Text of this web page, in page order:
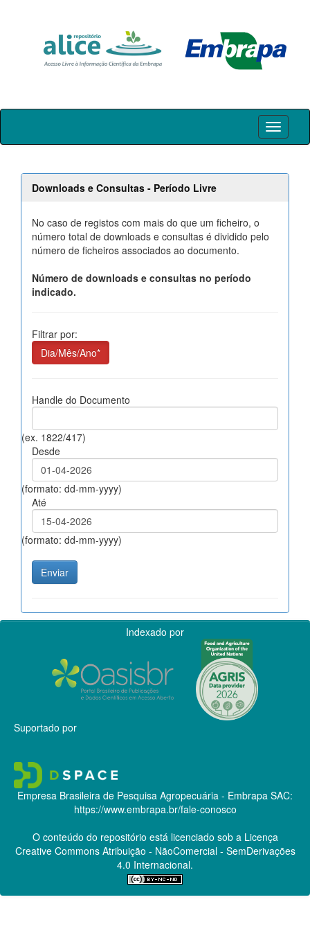
Skip
Downloads e Consultas - Período Livre
No caso de registos com mais do que um ficheiro, o
número total de downloads e consultas é dividido pelo
número de ficheiros associados ao documento.
Número de downloads e consultas no período
indicado.
Filtrar por:
Dia/Mês/Ano*
Handle do Documento
(ex. 1822/417)
Desde
(formato: dd-mm-yyyy)
Até
(formato: dd-mm-yyyy)
Indexado por
Suportado por
Empresa Brasileira de Pesquisa Agropecuária - Embrapa SAC:
https://www.embrapa.br/fale-conosco
O conteúdo do repositório está licenciado sob a Licença
Creative CommonsAtribuição - NãoComercial - SemDerivações
4.0 Internacional.